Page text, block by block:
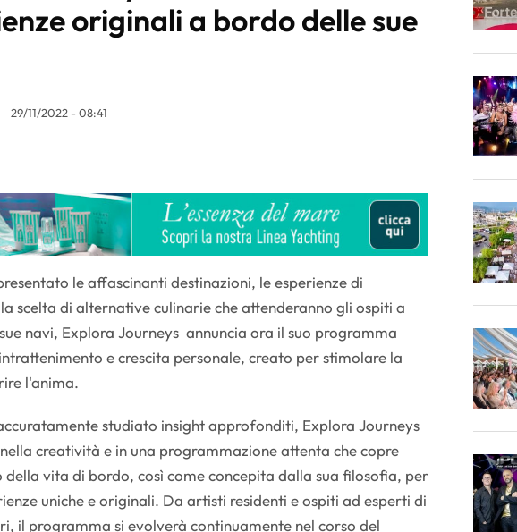
originali a bordo delle sue
29/11/2022 - 08:41
le affascinanti destinazioni, le esperienze di
la scelta di alternative culinarie che attenderanno gli ospiti a
navi, Explora Journeys annuncia ora il suo programma
e crescita personale, creato per stimolare la
l'anima.
studiato insight approfonditi, Explora Journeys
creatività e in una programmazione attenta che copre
della vita di bordo, così come concepita dalla sua filosofia, per
uniche e originali. Da artisti residenti e ospiti ad esperti di
il programma si evolverà continuamente nel corso del